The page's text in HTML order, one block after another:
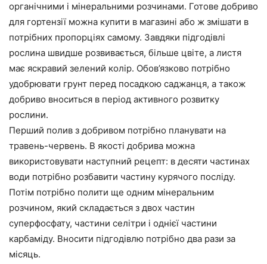
органічними і мінеральними розчинами. Готове добриво
для гортензії можна купити в магазині або ж змішати в
потрібних пропорціях самому. Завдяки підгодівлі
рослина швидше розвивається, більше цвіте, а листя
має яскравий зелений колір. Обов’язково потрібно
удобрювати грунт перед посадкою саджанця, а також
добриво вноситься в період активного розвитку
рослини.
Перший полив з добривом потрібно планувати на
травень-червень. В якості добрива можна
використовувати наступний рецепт: в десяти частинах
води потрібно розбавити частину курячого посліду.
Потім потрібно полити ще одним мінеральним
розчином, який складається з двох частин
суперфосфату, частини селітри і однієї частини
карбаміду. Вносити підгодівлю потрібно два рази за
місяць.